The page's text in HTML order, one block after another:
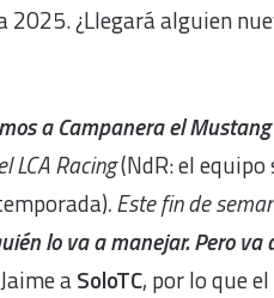
¿Llegará alguien
a Campanera el
LCA Racing(NdR: el
. Este fin de
lo va a manejar. Pero va
aSoloTC, por lo que